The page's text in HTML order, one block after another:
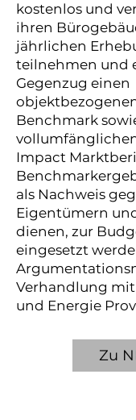
kostenlos und
ihren
jährlichen
teilnehmen und
Gegenzug einen
Benchmark
Impact
als Nachweis
Eigentümern
dienen, zur
eingesetzt
Verhandlung mit
und Energie
Zu